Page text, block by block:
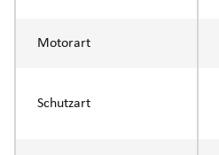
Motorart
Schutzart